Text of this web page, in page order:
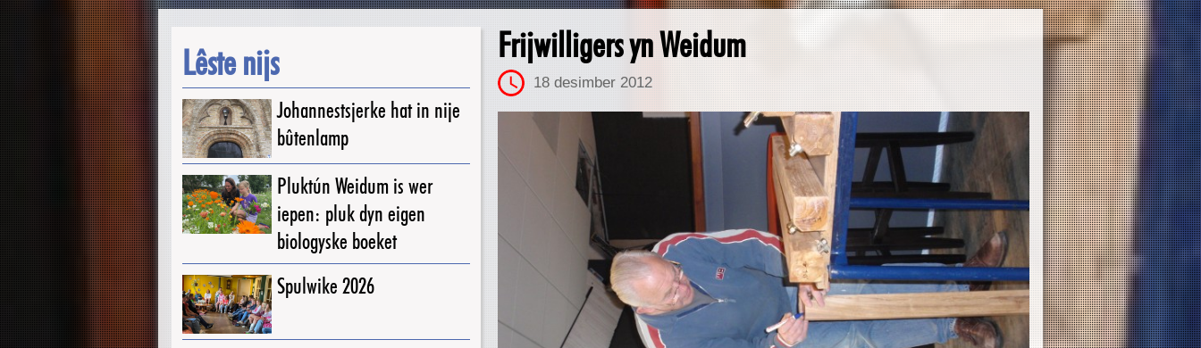
Lêste nijs
Johannestsjerke hat in nije
bûtenlamp
Pluktún Weidum is wer
iepen: pluk dyn eigen
biologyske boeket
Spulwike 2026
Frijwilligers yn Weidum
18 desimber 2012